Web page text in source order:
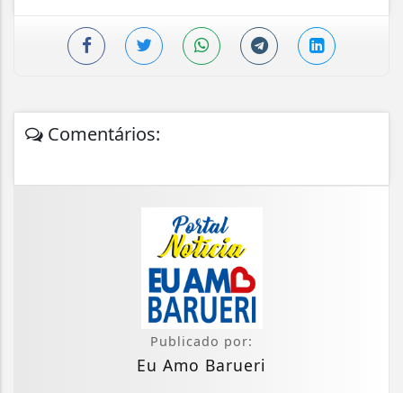
Comentários:
Publicado por:
Eu Amo Barueri